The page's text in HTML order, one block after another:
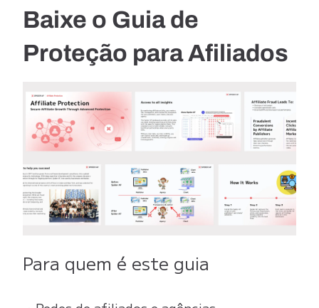
Baixe o Guia de
Proteção para Afiliados
Para quem é este guia